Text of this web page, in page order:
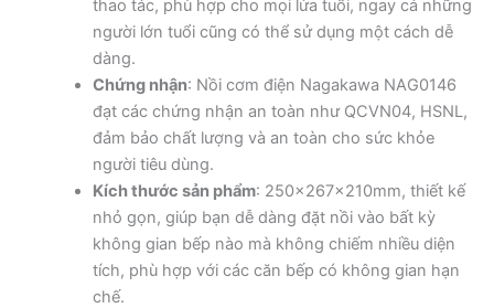
thao tác, phù hợp cho mọi lứa tuổi, ngay cả những
người lớn tuổi cũng có thể sử dụng một cách dễ
dàng.
Chứng nhận: Nồi cơm điện Nagakawa NAG0146
đạt các chứng nhận an toàn như QCVN04, HSNL,
đảm bảo chất lượng và an toàn cho sức khỏe
người tiêu dùng.
Kích thước sản phẩm: 250x267x210mm, thiết kế
nhỏ gọn, giúp bạn dễ dàng đặt nồi vào bất kỳ
không gian bếp nào mà không chiếm nhiều diện
tích, phù hợp với các căn bếp có không gian hạn
chế.